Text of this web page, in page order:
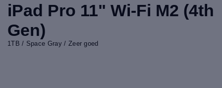
iPad Pro 11" Wi-Fi M2 (4th
Gen)
1TB / Space Gray / Zeer goed